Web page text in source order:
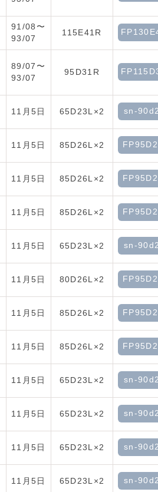
91/08〜
93/07
115E41R
89/07〜
93/07
95D31R
11月5日 65D23L×2 sn-
11月5日 85D26L×2
11月5日 85D26L×2
11月5日 85D26L×2
11月5日 65D23L×2 sn-
11月5日 80D26L×2
11月5日 85D26L×2
11月5日 85D26L×2
11月5日 65D23L×2 sn-
11月5日 65D23L×2 sn-
11月5日 65D23L×2 sn-
11月5日 65D23L×2 sn-